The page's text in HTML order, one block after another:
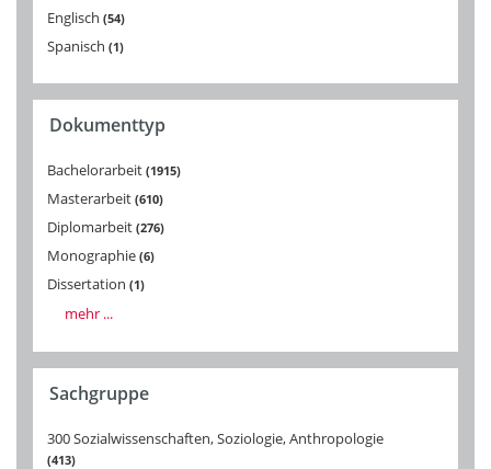
Englisch 54
Spanisch 1
Dokumenttyp
Bachelorarbeit 1915
Masterarbeit 610
Diplomarbeit 276
Monographie 6
Dissertation 1
mehr ...
Sachgruppe
300 Sozialwissenschaften, Soziologie, Anthropologie
413